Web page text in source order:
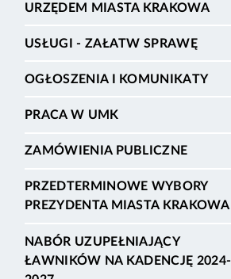
URZĘDEM MIASTA KRAKOWA
USŁUGI - ZAŁATW SPRAWĘ
OGŁOSZENIA I KOMUNIKATY
PRACA W UMK
ZAMÓWIENIA PUBLICZNE
PRZEDTERMINOWE WYBORY
PREZYDENTA MIASTA KRAKOWA
NABÓR UZUPEŁNIAJĄCY
ŁAWNIKÓW NA KADENCJĘ 2024-